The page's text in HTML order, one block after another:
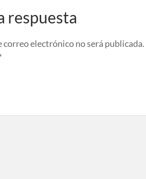
respuesta
correo electrónico no será publicada.